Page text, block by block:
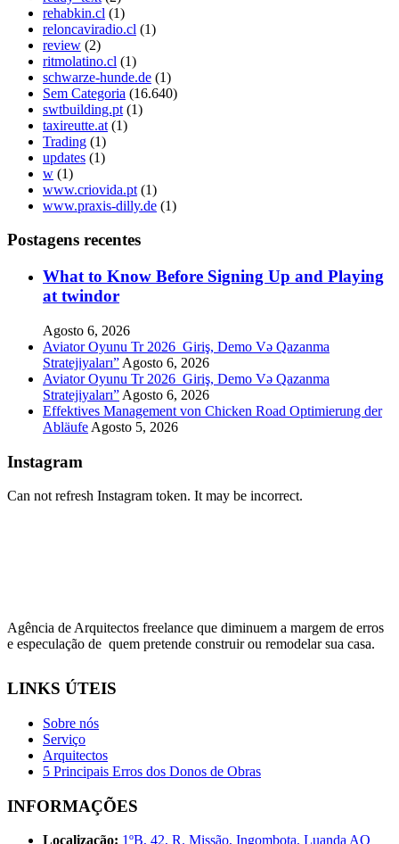
rehabkin.cl (1)
reloncaviradio.cl (1)
review (2)
ritmolatino.cl (1)
schwarze-hunde.de (1)
Sem Categoria (16.640)
swtbuilding.pt (1)
taxireutte.at (1)
Trading (1)
updates (1)
w (1)
www.criovida.pt (1)
www.praxis-dilly.de (1)
Postagens recentes
What to Know Before Signing Up and Playing
at twindor
Agosto 6, 2026
Aviator Oyunu Tr 2026 ️ Giriş, Demo Və Qazanma
Stratejiyaları” Agosto 6, 2026
Aviator Oyunu Tr 2026 ️ Giriş, Demo Və Qazanma
Stratejiyaları” Agosto 6, 2026
Effektives Management von Chicken Road Optimierung der
Abläufe Agosto 5, 2026
Instagram
Can not refresh Instagram token. It may be incorrect.
Agência de Arquitectos freelance que diminuem a margem de erros
e especulação de quem pretende construir ou remodelar sua casa.
LINKS ÚTEIS
Sobre nós
Serviço
Arquitectos
5 Principais Erros dos Donos de Obras
INFORMAÇÕES
Localização: 1ºB, 42, R. Missão, Ingombota, Luanda AO